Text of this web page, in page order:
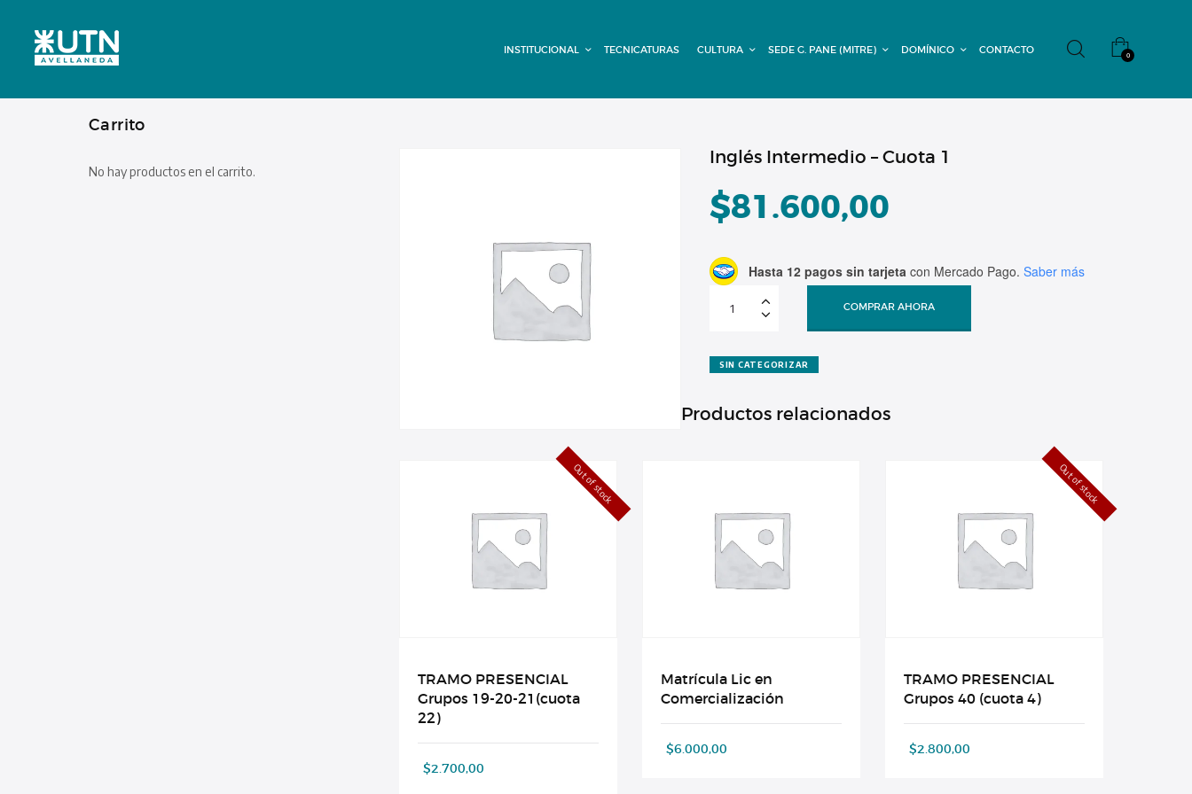
INSTITUCIONAL TECNICATURAS CULTURA SEDE G. PANE (MITRE) DOMÍNICO CONTACTO 0
DOMÍNICO
CONTACTO
Inglés Intermedio – Cuota 1
$81.600,00
Hasta 12 pagos sin tarjeta con Mercado Pago. Saber más
Intermedio
cantidad
COMPRAR AHORA
SIN CATEGORIZAR
Productos relacionados
Out of stock
TRAMO PRESENCIAL
Grupos 19-20-21(cuota
22)
$2.700,00
Matrícula Lic en
Comercialización
$6.000,00
Out of stock
TRAMO PRESENCIAL
Grupos 40 (cuota 4)
$2.800,00
Carrito
No hay productos en el carrito.